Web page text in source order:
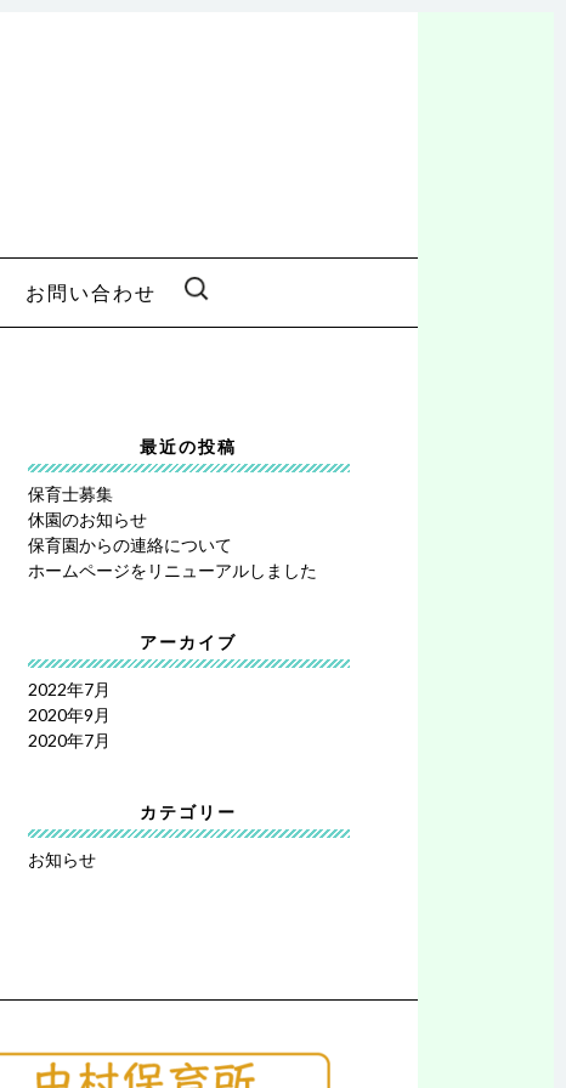
お問い合わせ
SEARCH
FOR:
最近の投稿
保育士募集
休園のお知らせ
保育園からの連絡について
ホームページをリニューアルしました
アーカイブ
2022年7月
2020年9月
2020年7月
カテゴリー
お知らせ